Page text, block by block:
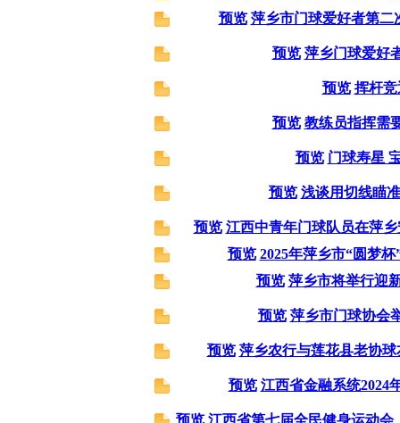
预览 萍乡市门球爱好者第二
预览 萍乡门球爱好
预览 挥杆
预览 教练员指挥需
预览 门球寿星
预览 浅谈用切线瞄
预览 江西中青年门球队员在萍
预览 2025年萍乡市“圆梦
预览 萍乡市将举行迎
预览 萍乡市门球协会
预览 萍乡农行与莲花县老协
预览 江西省金融系统2024
预览 江西省第七届全民健身运动会